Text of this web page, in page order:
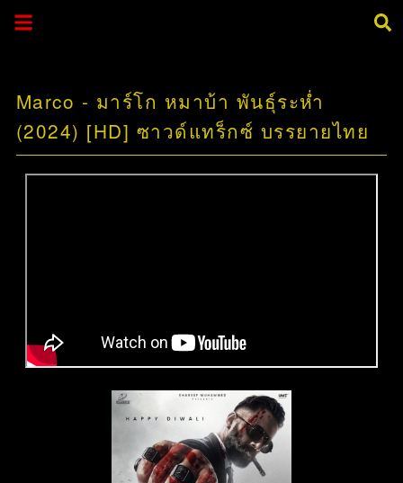
Marco - มาร์โก หมาบ้า พันธุ์ระห่ำ
(2024) [HD] ซาวด์แทร็กซ์ บรรยายไทย